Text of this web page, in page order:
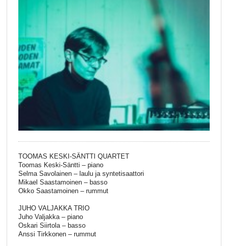
TOOMAS KESKI-SÄNTTI QUARTET
Toomas Keski-Säntti – piano
Selma Savolainen – laulu ja syntetisaattori
Mikael Saastamoinen – basso
Okko Saastamoinen – rummut
JUHO VALJAKKA TRIO
Juho Valjakka – piano
Oskari Siirtola – basso
Anssi Tirkkonen – rummut